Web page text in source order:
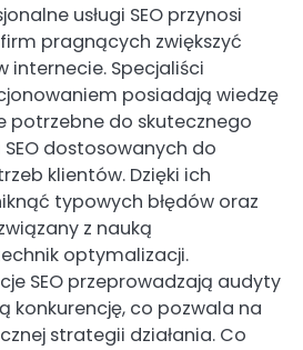
usługi SEO przynosi
pragnących zwiększyć
internecie. Specjaliści
posiadają wiedzę
potrzebne do skutecznego
dostosowanych do
klientów. Dzięki ich
typowych błędów oraz
z nauką
optymalizacji.
SEO przeprowadzają audyty
konkurencję, co pozwala na
strategii działania. Co